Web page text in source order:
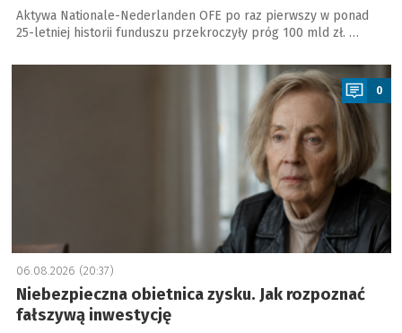
Aktywa Nationale-Nederlanden OFE po raz pierwszy w ponad
25-letniej historii funduszu przekroczyły próg 100 mld zł. …
a
0
06.08.2026 (20:37)
Niebezpieczna obietnica zysku. Jak rozpoznać
fałszywą inwestycję